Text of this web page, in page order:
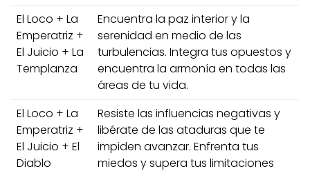
El Loco + La
Emperatriz +
El Juicio + La
Templanza
Encuentra la paz interior y la
serenidad en medio de las
turbulencias. Integra tus opuestos y
encuentra la armonía en todas las
áreas de tu vida.
El Loco + La
Emperatriz +
El Juicio + El
Diablo
Resiste las influencias negativas y
libérate de las ataduras que te
impiden avanzar. Enfrenta tus
miedos y supera tus limitaciones